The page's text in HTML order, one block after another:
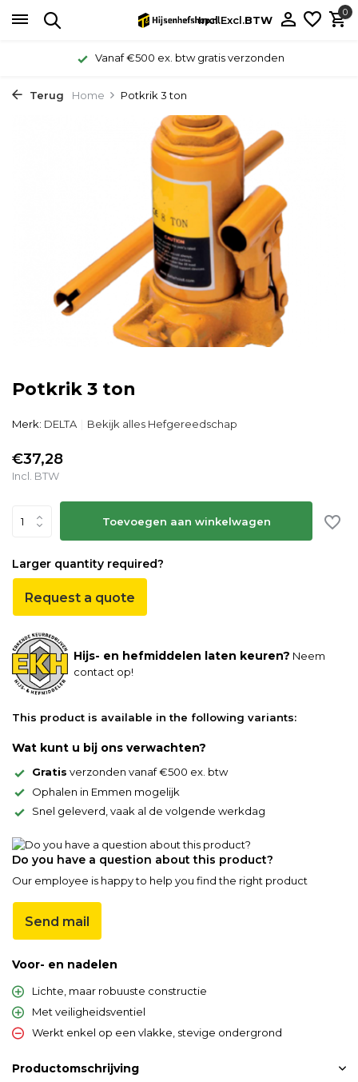
Incl.Excl.BTW
0
Vanaf €500 ex. btw gratis verzonden
Terug Home Potkrik 3 ton
Potkrik 3 ton
Merk: DELTA Bekijk alles Hefgereedschap
€37,28
Incl. BTW
Toevoegen aan winkelwagen
Larger quantity required?
Request a quote
Hijs- en hefmiddelen laten keuren? Neem
contact op!
This product is available in the following variants:
Wat kunt u bij ons verwachten?
Gratis verzonden vanaf €500 ex. btw
Ophalen in Emmen mogelijk
Snel geleverd, vaak al de volgende werkdag
Do you have a question about this product?
Our employee is happy to help you find the right product
Send mail
Voor- en nadelen
Lichte, maar robuuste constructie
Met veiligheidsventiel
Werkt enkel op een vlakke, stevige ondergrond
Productomschrijving